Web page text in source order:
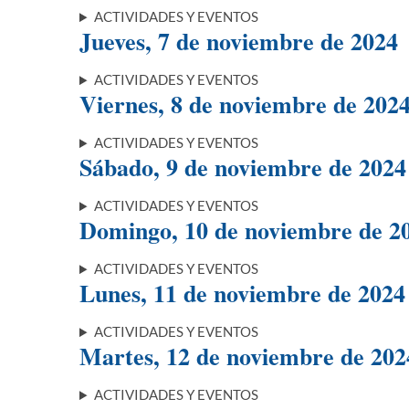
ACTIVIDADES Y EVENTOS
Jueves, 7 de noviembre de 2024
ACTIVIDADES Y EVENTOS
Viernes, 8 de noviembre de
ACTIVIDADES Y EVENTOS
Sábado, 9 de noviembre de 2024
ACTIVIDADES Y EVENTOS
Domingo, 10 de noviembre de
ACTIVIDADES Y EVENTOS
Lunes, 11 de noviembre de 2024
ACTIVIDADES Y EVENTOS
Martes, 12 de noviembre de
ACTIVIDADES Y EVENTOS